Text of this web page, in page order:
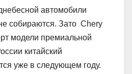
автомобили
собираются. Зато Chery
модели премиальной
китайский
уже в следующем году.